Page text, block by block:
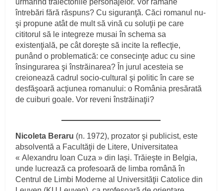
urmărind traiectoriile personajelor. Vor rămâne
întrebări fără răspuns? Cu siguranţă. Căci romanul nu-
şi propune atât de mult să vină cu soluţii pe care
cititorul să le integreze musai în schema sa
existenţială, pe cât doreşte să incite la reflecţie,
punând o problematică: ce consecinţe aduc cu sine
însingurarea şi înstrăinarea? În jurul acesteia se
creionează cadrul socio-cultural şi politic în care se
desfăşoară acţiunea romanului: o România presărată
de cuiburi goale. Vor reveni înstrăinaţii?
Nicoleta Beraru (n. 1972), prozator şi publicist, este
absolventă a Facultăţii de Litere, Universitatea
« Alexandru Ioan Cuza » din Iaşi. Trăieşte in Belgia,
unde lucrează ca profesoară de limba română în
Centrul de Limbi Moderne al Universităţii Catolice din